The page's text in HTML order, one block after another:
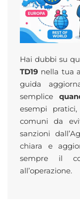
Hai dubbi su
TD19 nella tua
guida
semplice
esempi
comuni da
sanzioni
chiara e
sempre il
all’operazione.